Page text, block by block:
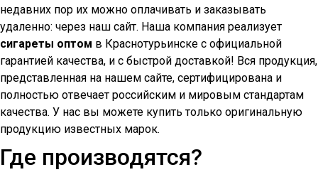
недавних пор их можно оплачивать и заказывать
удаленно: через наш сайт. Наша компания реализует
сигареты оптом в Краснотурьинске с официальной
гарантией качества, и с быстрой доставкой! Вся продукция,
представленная на нашем сайте, сертифицирована и
полностью отвечает российским и мировым стандартам
качества. У нас вы можете купить только оригинальную
продукцию известных марок.
Где производятся?